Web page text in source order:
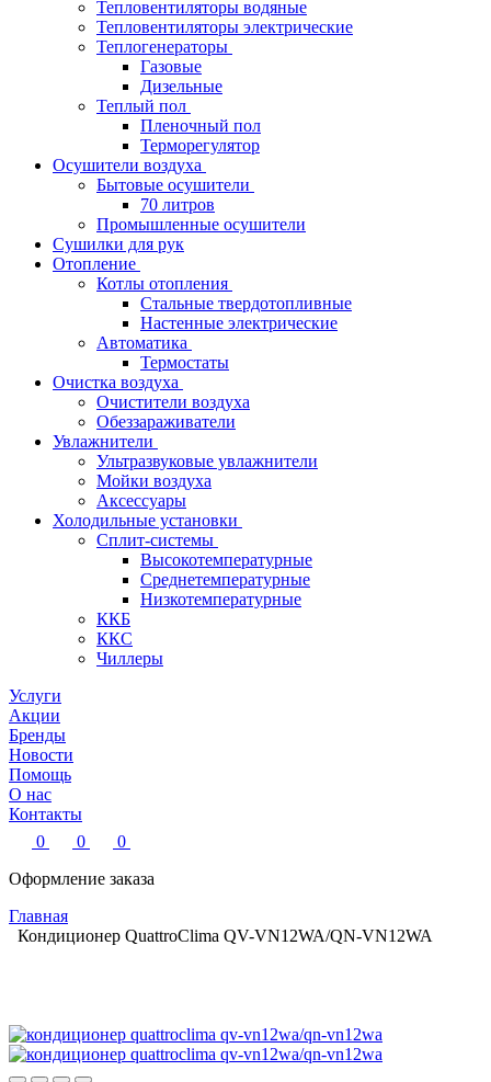
Тепловентиляторы водяные
Тепловентиляторы электрические
Теплогенераторы
Газовые
Дизельные
Теплый пол
Пленочный пол
Терморегулятор
Осушители воздуха
Бытовые осушители
70 литров
Промышленные осушители
Сушилки для рук
Отопление
Котлы отопления
Стальные твердотопливные
Настенные электрические
Автоматика
Термостаты
Очистка воздуха
Очистители воздуха
Обеззараживатели
Увлажнители
Ультразвуковые увлажнители
Мойки воздуха
Аксессуары
Холодильные установки
Сплит-системы
Высокотемпературные
Среднетемпературные
Низкотемпературные
ККБ
ККС
Чиллеры
Услуги
Акции
Бренды
Новости
Помощь
О нас
Контакты
0
0
0
Оформление заказа
Главная
Кондиционер QuattroСlima QV-VN12WA/QN-VN12WA